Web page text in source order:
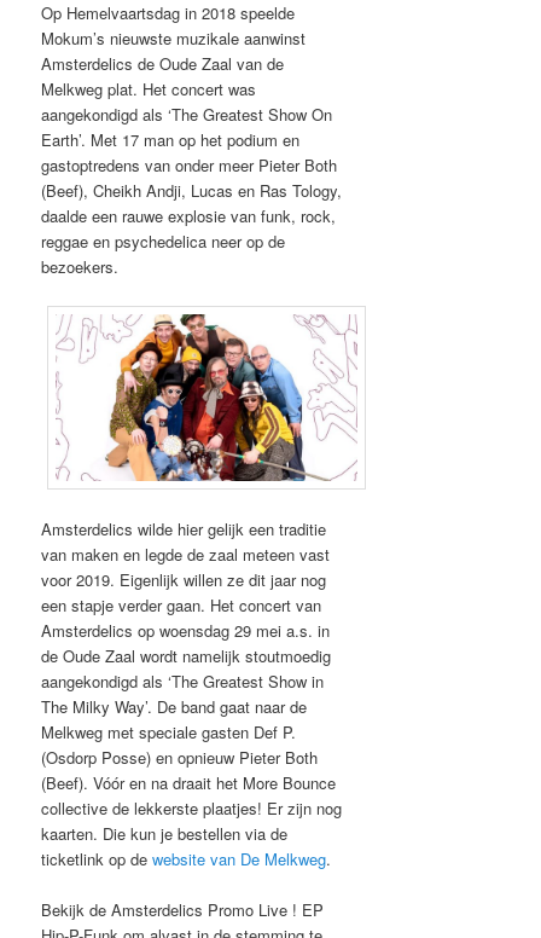
Op Hemelvaartsdag in 2018 speelde
Mokum’s nieuwste muzikale aanwinst
Amsterdelics de Oude Zaal van de
Melkweg plat. Het concert was
aangekondigd als ‘The Greatest Show On
Earth’. Met 17 man op het podium en
gastoptredens van onder meer Pieter Both
(Beef), Cheikh Andji, Lucas en Ras Tology,
daalde een rauwe explosie van funk, rock,
reggae en psychedelica neer op de
bezoekers.
Amsterdelics wilde hier gelijk een traditie
van maken en legde de zaal meteen vast
voor 2019. Eigenlijk willen ze dit jaar nog
een stapje verder gaan. Het concert van
Amsterdelics op woensdag 29 mei a.s. in
de Oude Zaal wordt namelijk stoutmoedig
aangekondigd als ‘The Greatest Show in
The Milky Way’. De band gaat naar de
Melkweg met speciale gasten Def P.
(Osdorp Posse) en opnieuw Pieter Both
(Beef). Vóór en na draait het More Bounce
collective de lekkerste plaatjes! Er zijn nog
kaarten. Die kun je bestellen via de
ticketlink op dewebsite van De Melkweg.
Bekijk de Amsterdelics Promo Live ! EP